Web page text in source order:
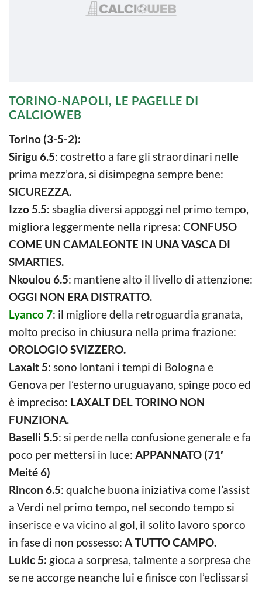
TORINO-NAPOLI, LE PAGELLE DI
CALCIOWEB
Torino (3-5-2):
Sirigu 6.5: costretto a fare gli straordinari nelle
prima mezz’ora, si disimpegna sempre bene:
SICUREZZA.
Izzo 5.5: sbaglia diversi appoggi nel primo tempo,
migliora leggermente nella ripresa: CONFUSO
COME UN CAMALEONTE IN UNA VASCA DI
SMARTIES.
Nkoulou 6.5: mantiene alto il livello di attenzione:
OGGI NON ERA DISTRATTO.
Lyanco 7: il migliore della retroguardia granata,
molto preciso in chiusura nella prima frazione:
OROLOGIO SVIZZERO.
Laxalt 5: sono lontani i tempi di Bologna e
Genova per l’esterno uruguayano, spinge poco ed
è impreciso: LAXALT DEL TORINO NON
FUNZIONA.
Baselli 5.5: si perde nella confusione generale e fa
poco per mettersi in luce: APPANNATO (71′
Meité 6)
Rincon 6.5: qualche buona iniziativa come l’assist
a Verdi nel primo tempo, nel secondo tempo si
inserisce e va vicino al gol, il solito lavoro sporco
in fase di non possesso: A TUTTO CAMPO.
Lukic 5: gioca a sorpresa, talmente a sorpresa che
se ne accorge neanche lui e finisce con l’eclissarsi